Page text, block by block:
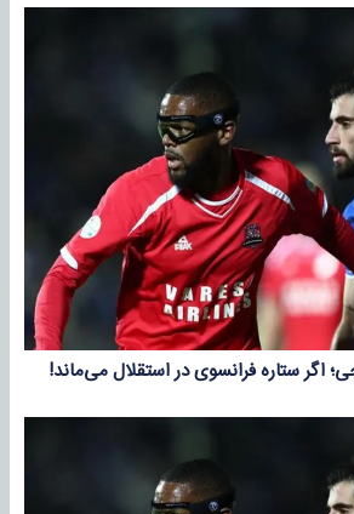
اگر ستاره فرانسوی در استقلال می‌ماند!